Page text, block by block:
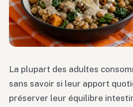
La plupart des adultes
sans savoir si leur apport
préserver leur équilibre